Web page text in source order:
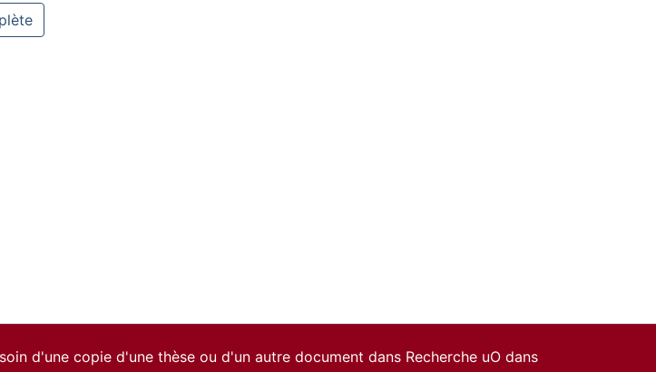
d'une copie d'une thèse ou d'un autre document dans Recherche uO dans